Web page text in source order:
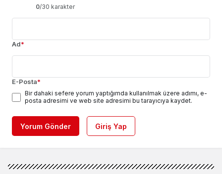
0/30 karakter
Ad*
E-Posta*
Bir dahaki sefere yorum yaptığımda kullanılmak üzere adımı, e-
posta adresimi ve web site adresimi bu tarayıcıya kaydet.
Yorum Gönder Giriş Yap